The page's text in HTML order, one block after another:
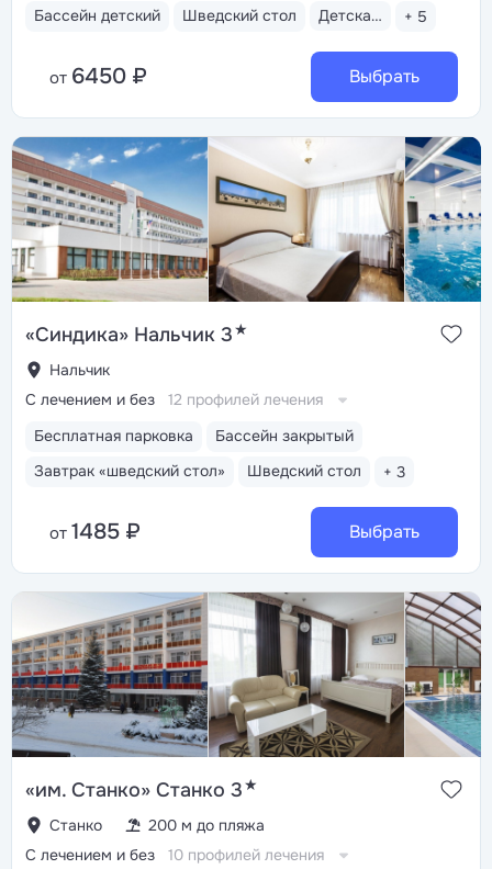
Бассейн детский
Шведский стол Детская анимация + 5
от 6450 ₽ Выбрать
«Синдика» Нальчик 3★
Нальчик
Бесплатная парковка
Бассейн закрытый
Завтрак «шведский стол»
Шведский стол + 3
С лечением и без 12 профилей лечения
от 1485 ₽ Выбрать
«им. Станко» Станко 3★
Станко 200 м до пляжа
С лечением и без 10 профилей лечения